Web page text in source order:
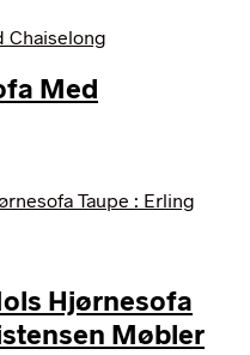
Med
Hjørnesofa
Møbler